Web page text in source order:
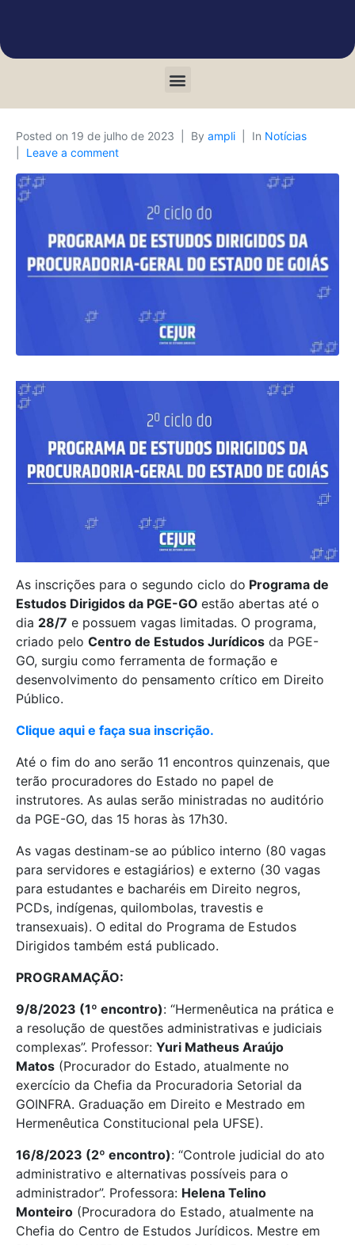
Posted on 19 de julho de 2023 By ampli In Notícias
Leave a comment
As inscrições para o segundo ciclo do Programa de
Estudos Dirigidos da PGE-GO estão abertas até o
dia 28/7 e possuem vagas limitadas. O programa,
criado pelo Centro de Estudos Jurídicos da PGE-
GO, surgiu como ferramenta de formação e
desenvolvimento do pensamento crítico em Direito
Público.
Clique aqui e faça sua inscrição.
Até o fim do ano serão 11 encontros quinzenais, que
terão procuradores do Estado no papel de
instrutores. As aulas serão ministradas no auditório
da PGE-GO, das 15 horas às 17h30.
As vagas destinam-se ao público interno (80 vagas
para servidores e estagiários) e externo (30 vagas
para estudantes e bacharéis em Direito negros,
PCDs, indígenas, quilombolas, travestis e
transexuais). O edital do Programa de Estudos
Dirigidos também está publicado.
PROGRAMAÇÃO:
9/8/2023 (1º encontro): “Hermenêutica na prática e
a resolução de questões administrativas e judiciais
complexas”. Professor: Yuri Matheus Araújo
Matos (Procurador do Estado, atualmente no
exercício da Chefia da Procuradoria Setorial da
GOINFRA. Graduação em Direito e Mestrado em
Hermenêutica Constitucional pela UFSE).
16/8/2023 (2º encontro): “Controle judicial do ato
administrativo e alternativas possíveis para o
administrador”. Professora: Helena Telino
Monteiro (Procuradora do Estado, atualmente na
Chefia do Centro de Estudos Jurídicos. Mestre em